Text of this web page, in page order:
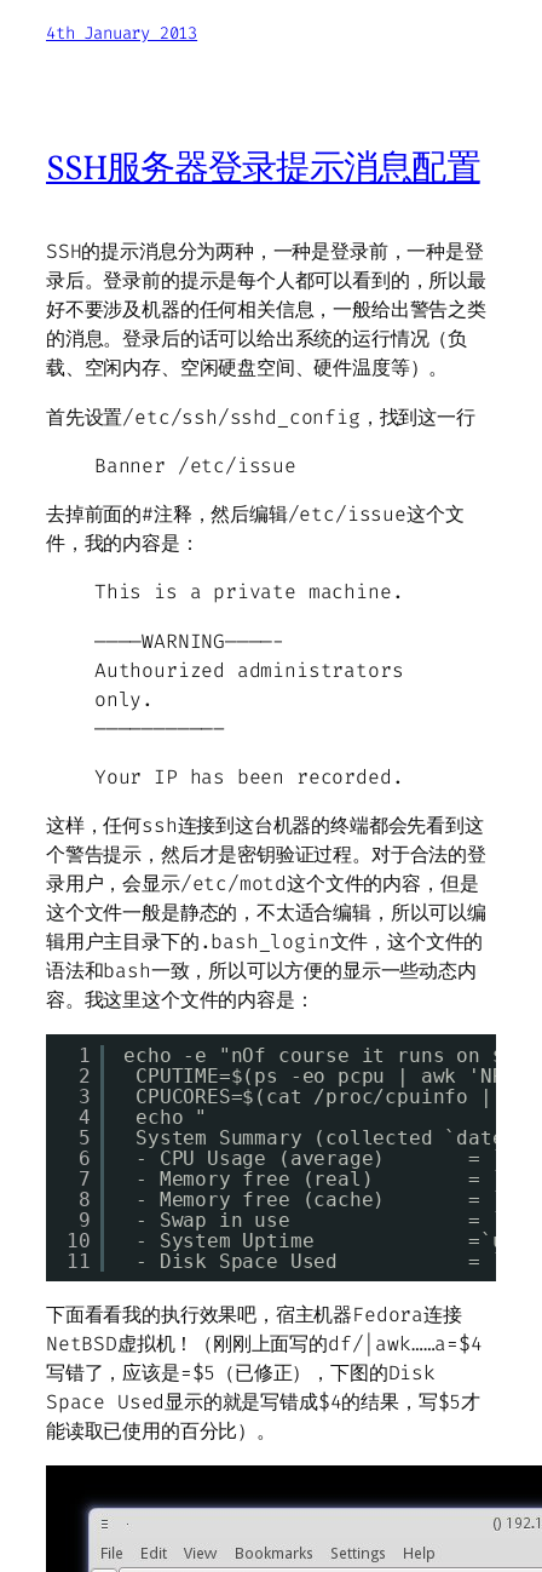
4th January 2013
SSH服务器登录提示消息配置
SSH的提示消息分为两种，一种是登录前，一种是登
录后。登录前的提示是每个人都可以看到的，所以最
好不要涉及机器的任何相关信息，一般给出警告之类
的消息。登录后的话可以给出系统的运行情况（负
载、空闲内存、空闲硬盘空间、硬件温度等）。
首先设置/etc/ssh/sshd_config，找到这一行
Banner /etc/issue
去掉前面的#注释，然后编辑/etc/issue这个文
件，我的内容是：
This is a private machine.
————WARNING————-
Authourized administrators
only.
——————————–
Your IP has been recorded.
这样，任何ssh连接到这台机器的终端都会先看到这
个警告提示，然后才是密钥验证过程。对于合法的登
录用户，会显示/etc/motd这个文件的内容，但是
这个文件一般是静态的，不太适合编辑，所以可以编
辑用户主目录下的.bash_login文件，这个文件的
语法和bash一致，所以可以方便的显示一些动态内
容。我这里这个文件的内容是：
1
2
3
4
5
6
7
8
9
10
11
echo -e "nOf course it runs on
CPUTIME=$(ps -eo pcpu | awk
CPUCORES=$(cat /proc/cpuinfo |
echo "
System Summary (collected `date`)
- CPU Usage (average)       =
- Memory free (real)        =
- Memory free (cache)       =
- Swap in use
- System Uptime
- Disk Space Used
下面看看我的执行效果吧，宿主机器Fedora连接
NetBSD虚拟机！（刚刚上面写的df/|awk……a=$4
写错了，应该是=$5（已修正），下图的Disk
Space Used显示的就是写错成$4的结果，写$5才
能读取已使用的百分比）。